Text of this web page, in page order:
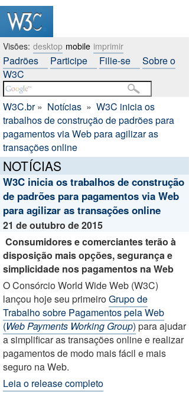
Visões: desktop mobile imprimir
Padrões Participe Filie-se
Sobre o
W3C
W3C.br » Notícias » W3C inicia os
trabalhos de construção de padrões para
pagamentos via Web para agilizar as
transações online
NOTÍCIAS
W3C inicia os trabalhos de construção
de padrões para pagamentos via Web
para agilizar as transações online
21 de outubro de 2015
Consumidores e comerciantes terão à
disposição mais opções, segurança e
simplicidade nos pagamentos na Web
O Consórcio World Wide Web (W3C)
lançou hoje seu primeiroGrupo de
Trabalho sobre Pagamentos pela Web
(Web Payments Working Group) para ajudar
a simplificar as transações online e realizar
pagamentos de modo mais fácil e mais
seguro na Web.
Leia o release completo